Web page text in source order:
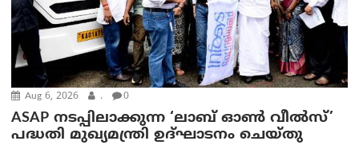
Aug 6, 2026 . 0
ASAP നടപ്പിലാക്കുന്ന ‘ലാബ് ഓൺ വീൽസ്’
പദ്ധതി മുഖ്യമന്ത്രി ഉദ്ഘാടനം ചെയ്തു